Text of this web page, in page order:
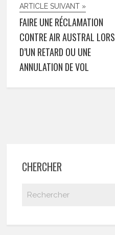
ARTICLE SUIVANT »
FAIRE UNE RÉCLAMATION
CONTRE AIR AUSTRAL LORS
D’UN RETARD OU UNE
ANNULATION DE VOL
CHERCHER